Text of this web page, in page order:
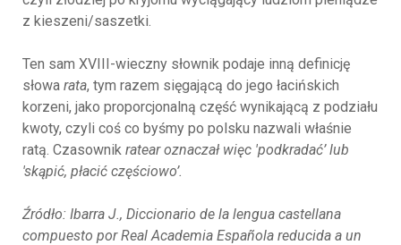
z kieszeni/saszetki.
Ten sam XVIII-wieczny słownik podaje inną definicję
słowa rata, tym razem sięgającą do jego łacińskich
korzeni, jako proporcjonalną część wynikającą z podziału
kwoty, czyli coś co byśmy po polsku nazwali właśnie
ratą. Czasownik ratear oznaczał więc 'podkradać’ lub
'skąpić, płacić częściowo’.
Źródło: Ibarra J., Diccionario de la lengua castellana
compuesto por Real Academia Española reducida a un